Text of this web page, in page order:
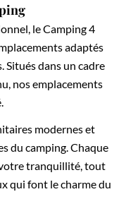
le Camping 4
adaptés
Situés dans un cadre
nos emplacements
modernes et
du camping. Chaque
tranquillité, tout
qui font le charme du